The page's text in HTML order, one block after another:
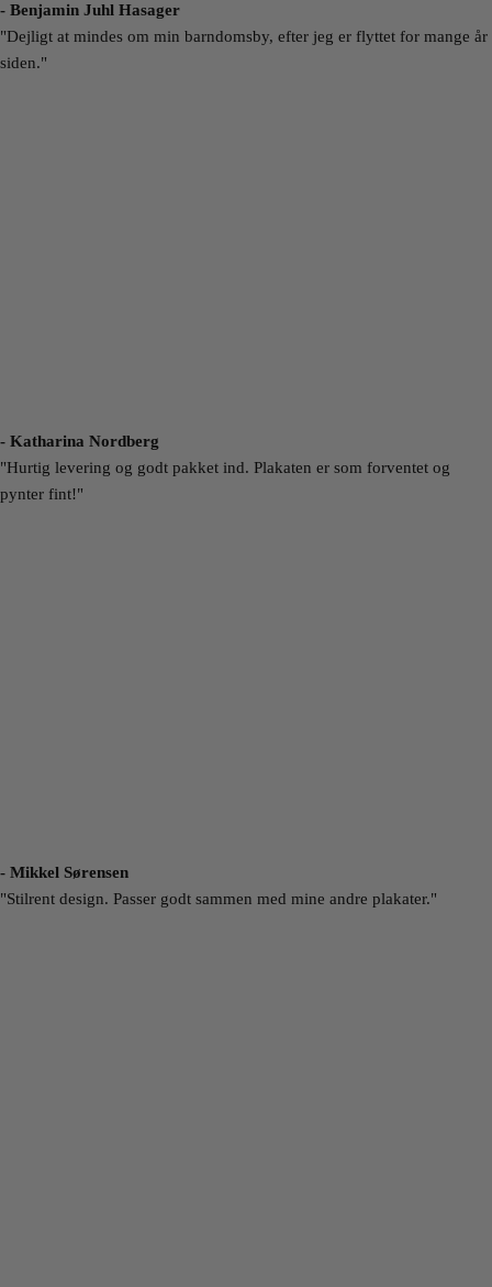
- Benjamin Juhl Hasager
"Dejligt at mindes om min barndomsby, efter jeg er flyttet for mange år
siden."
- Katharina Nordberg
"Hurtig levering og godt pakket ind. Plakaten er som forventet og
pynter fint!"
- Mikkel Sørensen
"Stilrent design. Passer godt sammen med mine andre plakater."